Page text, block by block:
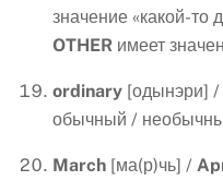
значение «какой-то
OTHER имеет
ordinary [одынэри] /
обычный /
March [ма(р)чь] /